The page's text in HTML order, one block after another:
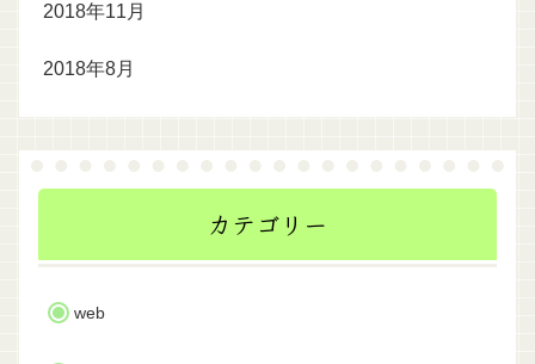
2018年11月
2018年8月
カテゴリー
web